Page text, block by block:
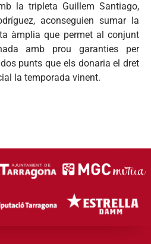
la tripleta Guillem Santiago,
aconseguien sumar la
àmplia que permet al conjunt
amb prou garanties per
punts que els donaria el dret
la temporada vinent.